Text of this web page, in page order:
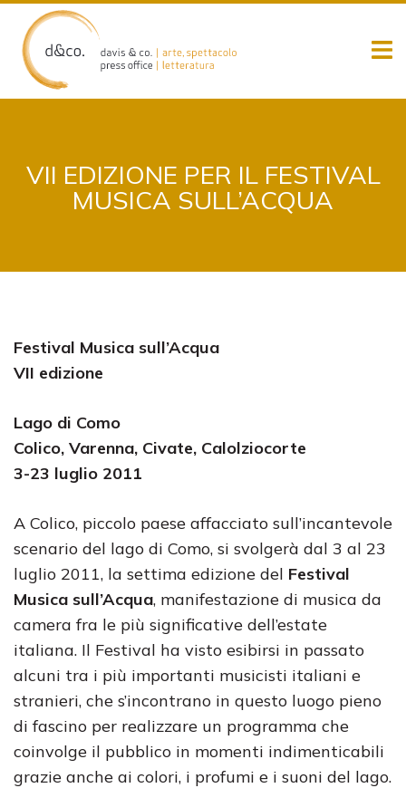
content
VII EDIZIONE PER IL FESTIVAL
MUSICA SULL’ACQUA
Festival Musica sull’Acqua
VII edizione
Lago di Como
Colico, Varenna, Civate, Calolziocorte
3-23 luglio 2011
A Colico, piccolo paese affacciato sull’incantevole
scenario del lago di Como, si svolgerà dal 3 al 23
luglio 2011, la settima edizione del Festival
Musica sull’Acqua, manifestazione di musica da
camera fra le più significative dell’estate
italiana. Il Festival ha visto esibirsi in passato
alcuni tra i più importanti musicisti italiani e
stranieri, che s’incontrano in questo luogo pieno
di fascino per realizzare un programma che
coinvolge il pubblico in momenti indimenticabili
grazie anche ai colori, i profumi e i suoni del lago.